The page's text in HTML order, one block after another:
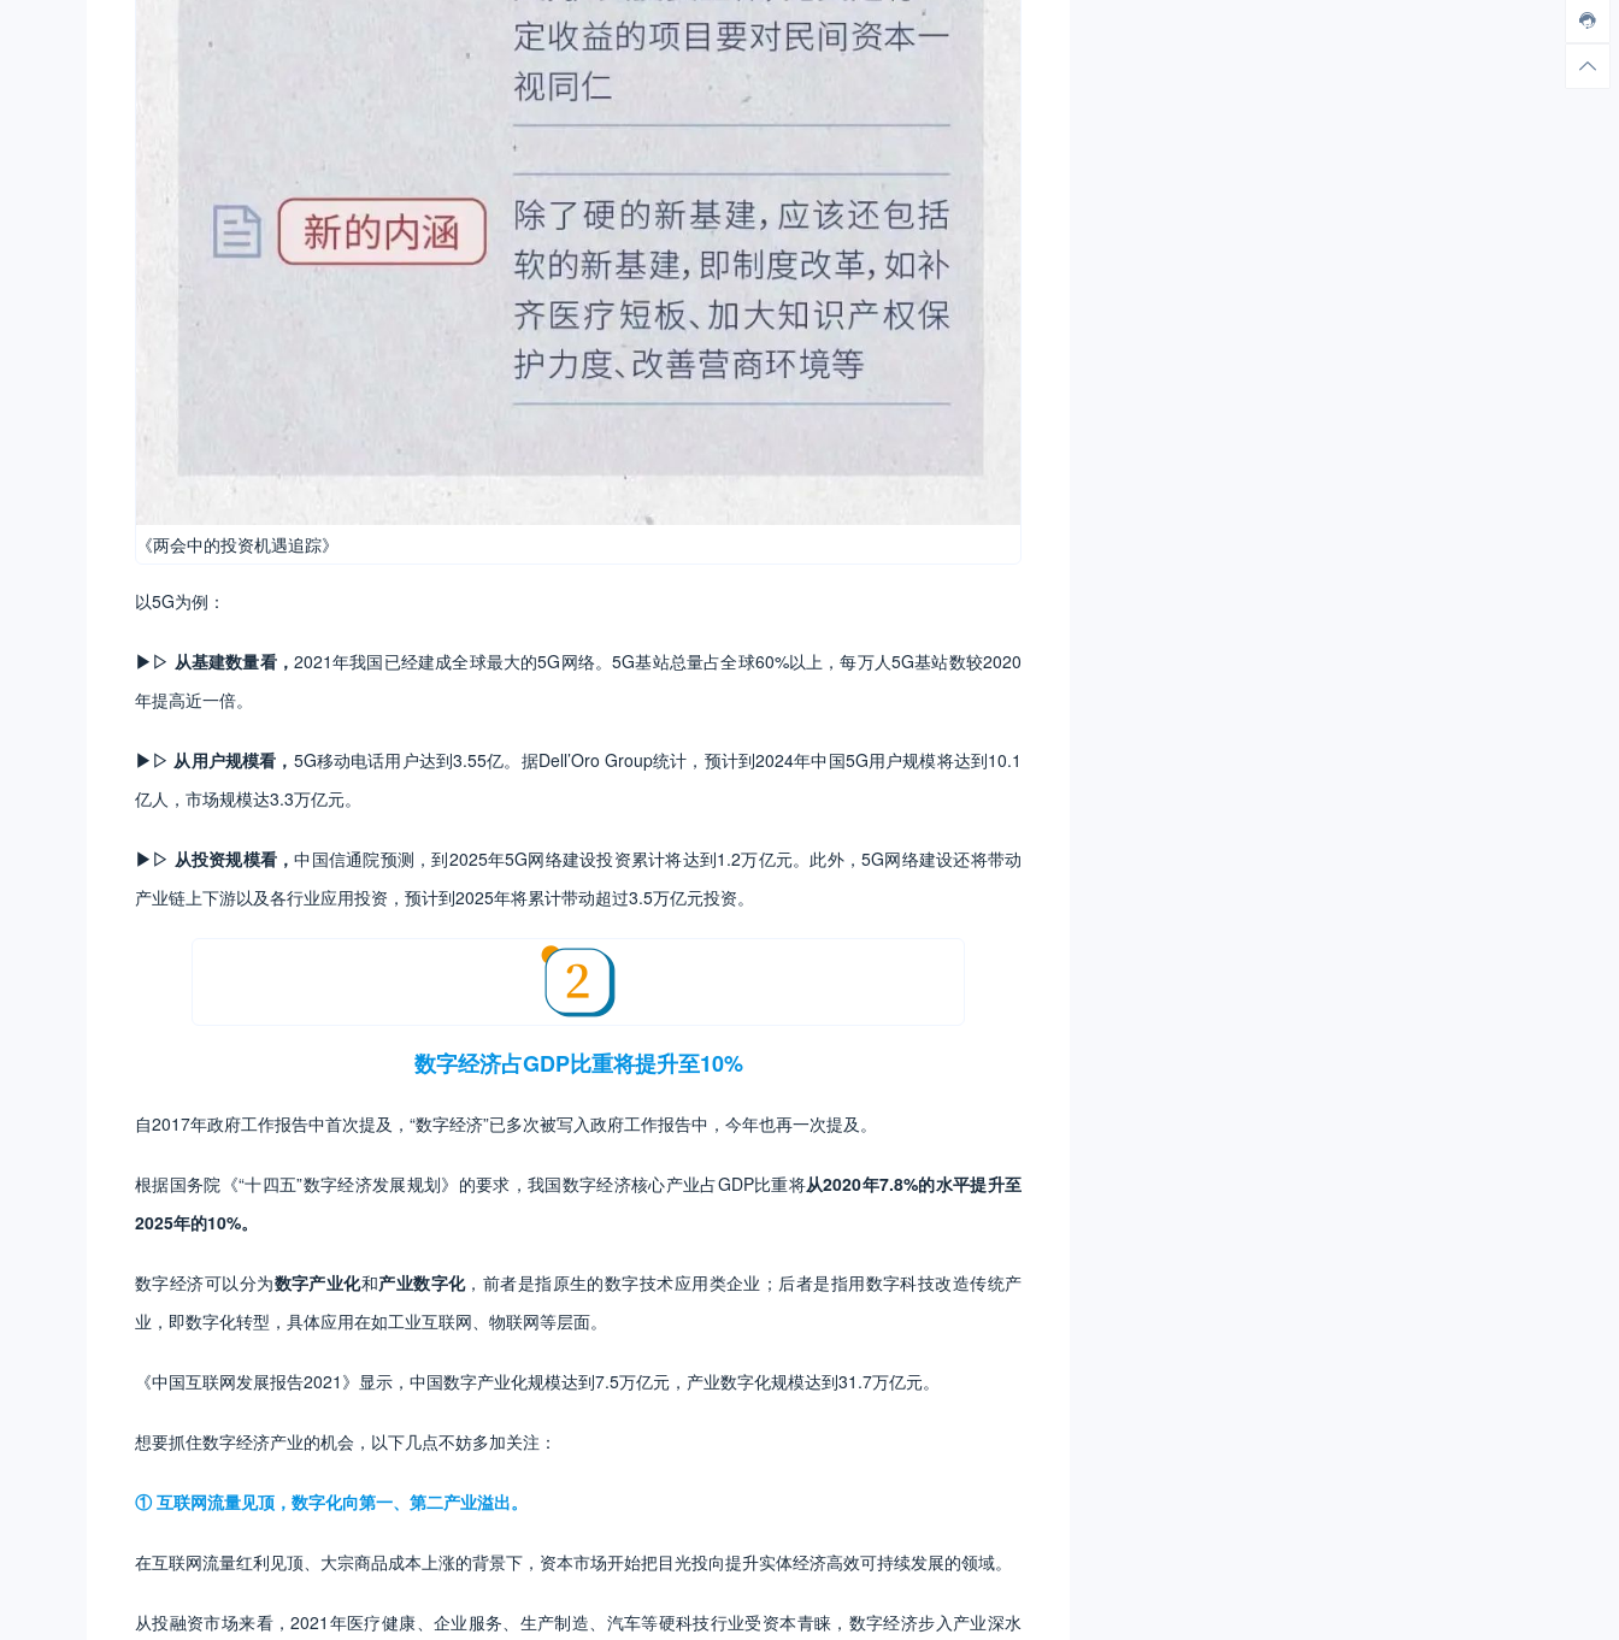
《两会中的投资机遇追踪》
以5G为例：
▶▷ 从基建数量看， 2021年我国已经建成全球最大的5G网络。5G基站总量占全球60%以上，每万人5G基站数较2020
年提高近一倍。
▶▷ 从用户规模看， 5G移动电话用户达到3.55亿。据Dell’Oro Group统计，预计到2024年中国5G用户规模将达到10.1
亿人，市场规模达3.3万亿元。
▶▷ 从投资规模看，中国信通院预测，到2025年5G网络建设投资累计将达到1.2万亿元。此外，5G网络建设还将带动
产业链上下游以及各行业应用投资，预计到2025年将累计带动超过3.5万亿元投资。
数字经济占GDP比重将提升至10%
自2017年政府工作报告中首次提及，“数字经济”已多次被写入政府工作报告中，今年也再一次提及。
根据国务院《“十四五”数字经济发展规划》的要求，我国数字经济核心产业占GDP比重将从2020年7.8%的水平提升至
2025年的10%。
数字经济可以分为数字产业化和产业数字化，前者是指原生的数字技术应用类企业；后者是指用数字科技改造传统产
业，即数字化转型，具体应用在如工业互联网、物联网等层面。
《中国互联网发展报告2021》显示，中国数字产业化规模达到7.5万亿元，产业数字化规模达到31.7万亿元。
想要抓住数字经济产业的机会，以下几点不妨多加关注：
①互联网流量见顶，数字化向第一、第二产业溢出。
在互联网流量红利见顶、大宗商品成本上涨的背景下，资本市场开始把目光投向提升实体经济高效可持续发展的领域。
从投融资市场来看，2021年医疗健康、企业服务、生产制造、汽车等硬科技行业受资本青睐，数字经济步入产业深水